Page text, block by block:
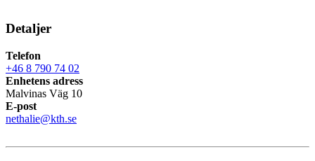
Detaljer
Telefon
+46 8 790 74 02
Enhetens adress
Malvinas Väg 10
E-post
nethalie@kth.se